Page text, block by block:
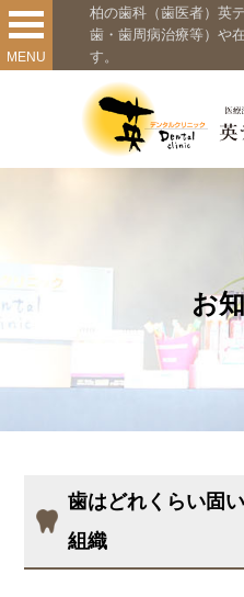
MENU
柏の歯科（歯医者）英
歯・歯周病治療等）や
す。
お
歯はどれくらい固
組織